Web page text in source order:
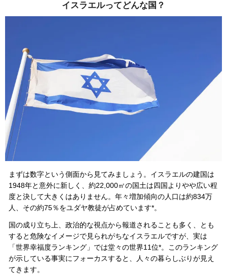
イスラエルってどんな国？
まずは数字という側面から見てみましょう。イスラエルの建国は
1948年と意外に新しく、約22,000㎡の国土は四国よりやや広い程
度と決して大きくはありません。年々増加傾向の人口は約834万
人、その約75％をユダヤ教徒が占めています*。
国の成り立ち上、政治的な視点から報道されることも多く、とも
すると危険なイメージで見られがちなイスラエルですが、実は
「世界幸福度ランキング」では堂々の世界11位*。このランキング
が示している事実にフォーカスすると、人々の暮らしぶりが見え
てきます。